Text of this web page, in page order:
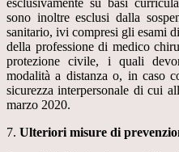
esclusivamente su basi
sono inoltre esclusi dalla
sanitario, ivi compresi gli esami
della professione di medico
protezione civile, i quali
modalità a distanza o, in caso
sicurezza interpersonale di cui
marzo 2020.
7. Ulteriori misure di